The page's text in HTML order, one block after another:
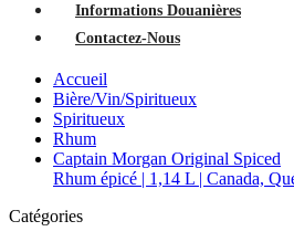
Informations Douanières
Contactez-Nous
Accueil
Bière/Vin/Spiritueux
Spiritueux
Rhum
Captain Morgan Original Spiced
Rhum épicé | 1,14 L | Canada,
Catégories